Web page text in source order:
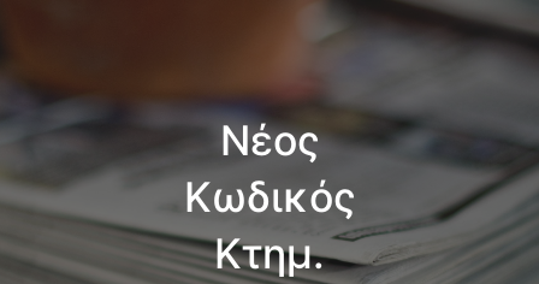
Νέος
Κωδικός
Κτημ.